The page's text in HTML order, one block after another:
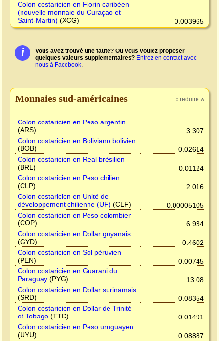
Colon costaricien en Florin caribéen
(nouvelle monnaie du Curaçao et
Saint-Martin) (XCG) 0.003965
i
Vous avez trouvé une faute? Ou vous voulez proposer
quelques valeurs supplementaires? Entrez en contact avec
nous à Facebook.
» réduire »
Monnaies sud-américaines
Colon costaricien en Peso argentin
(ARS)
3.307
Colon costaricien en Boliviano bolivien
(BOB)
0.02614
Colon costaricien en Real brésilien
(BRL)
0.01124
Colon costaricien en Peso chilien
(CLP)
2.016
Colon costaricien en Unité de
développement chilienne (UF) (CLF)
0.00005105
Colon costaricien en Peso colombien
(COP)
6.934
Colon costaricien en Dollar guyanais
(GYD)
0.4602
Colon costaricien en Sol péruvien
(PEN)
0.00745
Colon costaricien en Guarani du
Paraguay (PYG)
13.08
Colon costaricien en Dollar surinamais
(SRD)
0.08354
Colon costaricien en Dollar de Trinité
et Tobago (TTD)
0.01491
Colon costaricien en Peso uruguayen
(UYU)
0.08887